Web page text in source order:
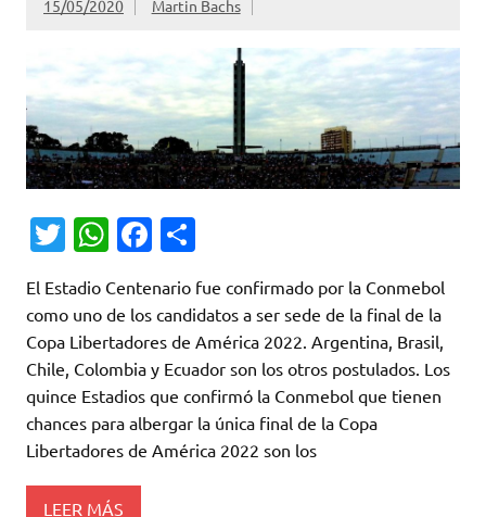
15/05/2020 Martin Bachs
T
it
te
r
W
at
s
A
p
p
Fa
e
b
o
o
k
m
p
ar
ti
r
El Estadio Centenario fue confirmado por la Conmebol
como uno de los candidatos a ser sede de la final de la
Copa Libertadores de América 2022. Argentina, Brasil,
Chile, Colombia y Ecuador son los otros postulados. Los
quince Estadios que confirmó la Conmebol que tienen
chances para albergar la única final de la Copa
Libertadores de América 2022 son los
LEER MÁS